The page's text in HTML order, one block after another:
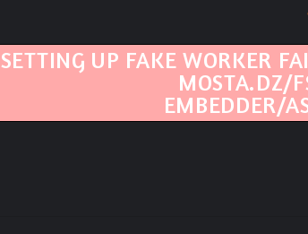
SETTING UP FAKE WORKER
MOSTA.DZ/
EMBEDDER/